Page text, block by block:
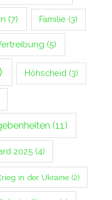
(7) Familie (3)
(5)
Höhscheid (3)
(11)
2025(4)
in der Ukraine(2)